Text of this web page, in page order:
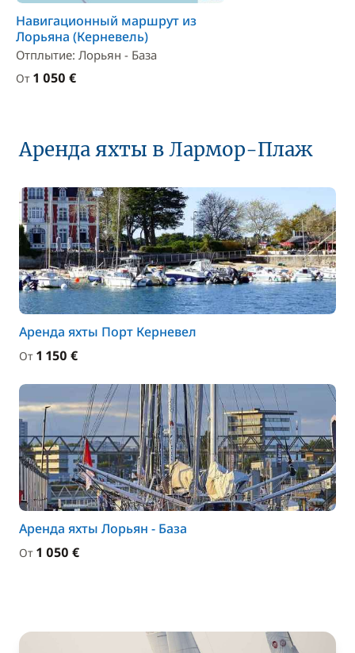
Навигационный маршрут из
Лорьяна (Керневель)
Отплытие: Лорьян - База
От 1 050 €
Аренда яхты в Лармор-Плаж
Аренда яхты Порт Керневел
От 1 150 €
Аренда яхты Лорьян - База
От 1 050 €